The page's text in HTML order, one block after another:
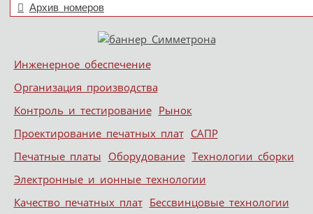
Архив номеров
Меню
Skip to content
Инженерное обеспечение
Организация производства
Контроль и тестирование Рынок
Проектирование печатных плат САПР
Печатные платы Оборудование Технологии сборки
Электронные и ионные технологии
Качество печатных плат Бессвинцовые технологии